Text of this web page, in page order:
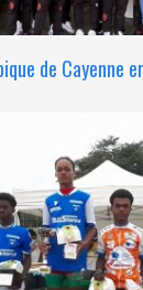
de Cayenne